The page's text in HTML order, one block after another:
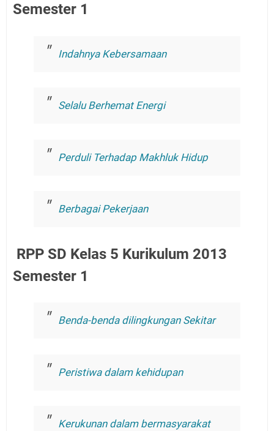
Semester 1
Indahnya Kebersamaan
Selalu Berhemat Energi
Perduli Terhadap Makhluk Hidup
Berbagai Pekerjaan
RPP SD Kelas 5 Kurikulum 2013
Semester 1
Benda-benda dilingkungan Sekitar
Peristiwa dalam kehidupan
Kerukunan dalam bermasyarakat